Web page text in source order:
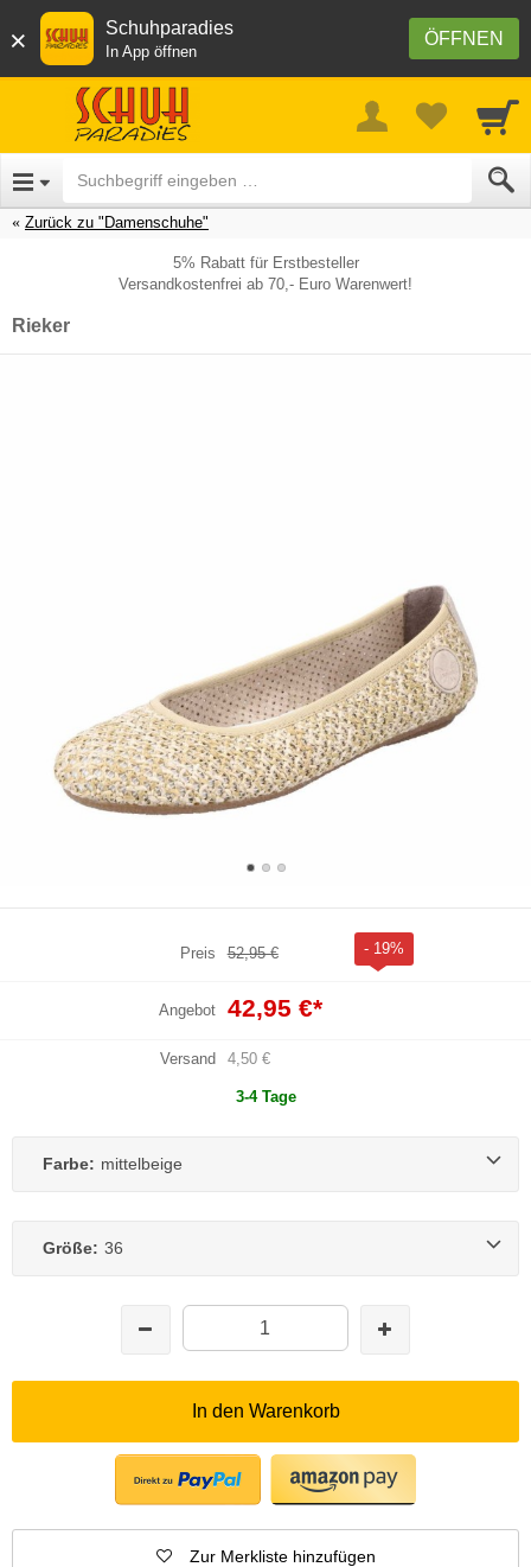
× ÖFFNEN
Schuhparadies
In App öffnen
Zurück zu "Damenschuhe"
5% Rabatt für Erstbesteller
Versandkostenfrei ab 70,- Euro Warenwert!
Rieker
Preis 52,95 € - 19%
Angebot 42,95 €*
Versand 4,50 €
3-4 Tage
Farbe: mittelbeige
Größe: 36
In den Warenkorb
Zur Merkliste hinzufügen